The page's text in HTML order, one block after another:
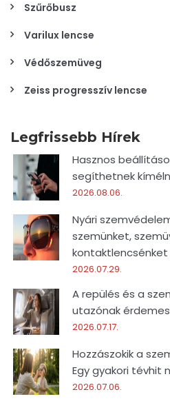
Szűrőbusz
Varilux lencse
Védőszemüveg
Zeiss progresszív lencse
Legfrissebb Hírek
Hasznos
segíthetnek
2026.08.06.
Nyári
szemünket,
2026.07.29.
A repülés és a
utazónak
2026.07.17.
Hozzászokik a
Egy gyakori tévhit
2026.07.06.